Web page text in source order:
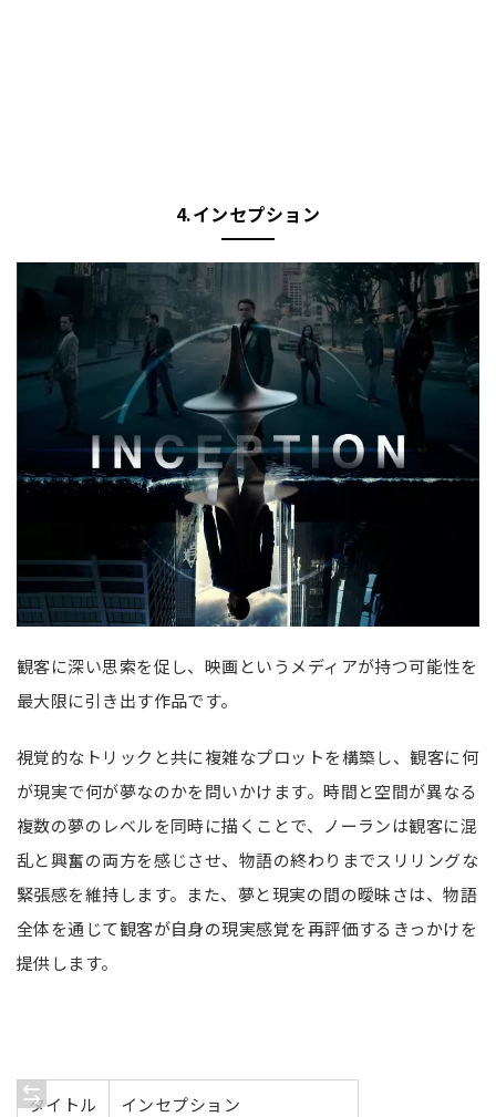
4.インセプション
観客に深い思索を促し、映画というメディアが持つ可能性を
最大限に引き出す作品です。
視覚的なトリックと共に複雑なプロットを構築し、観客に何
が現実で何が夢なのかを問いかけます。時間と空間が異なる
複数の夢のレベルを同時に描くことで、ノーランは観客に混
乱と興奮の両方を感じさせ、物語の終わりまでスリリングな
緊張感を維持します。また、夢と現実の間の曖昧さは、物語
全体を通じて観客が自身の現実感覚を再評価するきっかけを
提供します。
タイトル インセプション